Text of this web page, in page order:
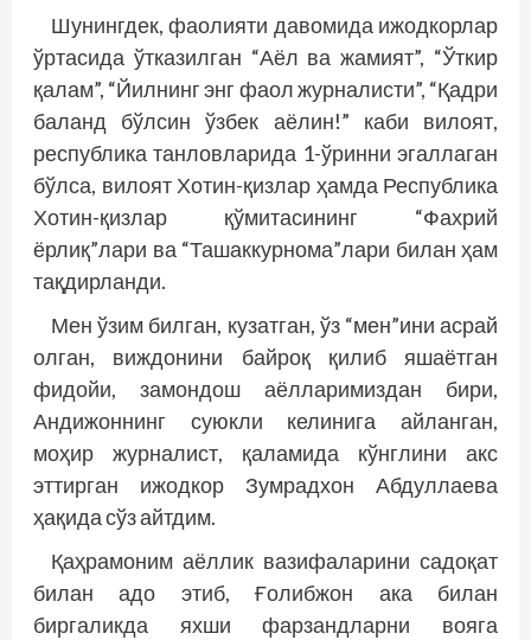
Шунингдек, фаолияти давомида ижодкорлар
ўртасида ўтказилган “Аёл ва жамият”, “Ўткир
қалам”, “Йилнинг энг фаол журналисти”, “Қадри
баланд бўлсин ўзбек аёлин!” каби вилоят,
республика танловларида 1-ўринни эгаллаган
бўлса, вилоят Хотин-қизлар ҳамда Республика
Хотин-қизлар қўмитасининг “Фахрий
ёрлиқ”лари ва “Ташаккурнома”лари билан ҳам
тақдирланди.
Мен ўзим билган, кузатган, ўз “мен”ини асрай
олган, виждонини байроқ қилиб яшаётган
фидойи, замондош аёлларимиздан бири,
Андижоннинг суюкли келинига айланган,
моҳир журналист, қаламида кўнглини акс
эттирган ижодкор Зумрадхон Абдуллаева
ҳақида сўз айтдим.
Қаҳрамоним аёллик вазифаларини садоқат
билан адо этиб, Ғолибжон ака билан
биргаликда яхши фарзандларни вояга